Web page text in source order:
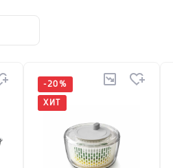
-20 %
ХИТ